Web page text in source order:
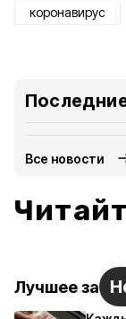
коронавирус
Все новости
Лучшее за